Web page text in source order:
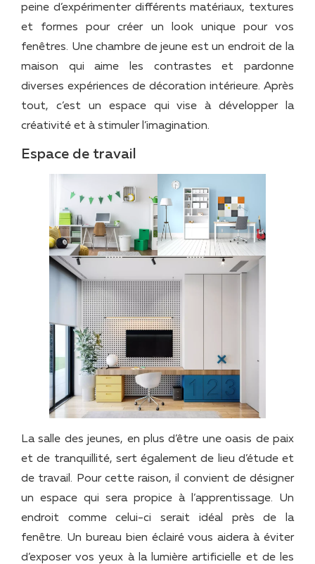
peine d’expérimenter différents matériaux, textures
et formes pour créer un look unique pour vos
fenêtres. Une chambre de jeune est un endroit de la
maison qui aime les contrastes et pardonne
diverses expériences de décoration intérieure. Après
tout, c’est un espace qui vise à développer la
créativité et à stimuler l’imagination.
Espace de travail
La salle des jeunes, en plus d’être une oasis de paix
et de tranquillité, sert également de lieu d’étude et
de travail. Pour cette raison, il convient de désigner
un espace qui sera propice à l’apprentissage. Un
endroit comme celui-ci serait idéal près de la
fenêtre. Un bureau bien éclairé vous aidera à éviter
d’exposer vos yeux à la lumière artificielle et de les